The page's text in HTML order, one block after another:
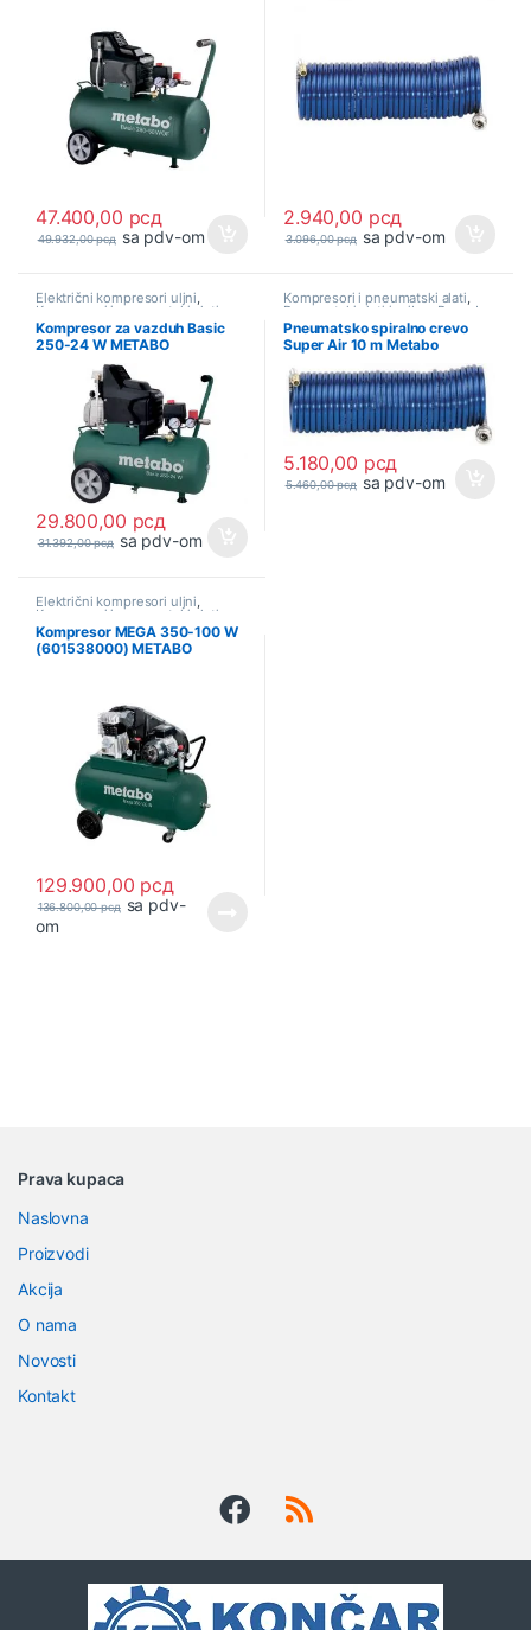
47.400,00 рсд
49.932,00рсд sa pdv-om
2.940,00 рсд
3.096,00рсд sa pdv-om
Električni kompresori uljni,
Kompresori i pneumatski alati
Ponuda
Kompresor za vazduh Basic
250-24 W METABO
(601533000)
29.800,00 рсд
31.392,00рсд sa pdv-om
Kompresori i pneumatski alati,
Pneumatski alati i pribor Ponuda
Pneumatsko spiralno crevo
Super Air 10 m Metabo
5.180,00 рсд
5.460,00рсд sa pdv-om
Električni kompresori uljni,
Kompresori i pneumatski alati
Kompresor MEGA 350-100 W
(601538000) METABO
129.900,00 рсд
136.800,00рсд sa pdv-
om
Prava kupaca
Naslovna
Proizvodi
Akcija
O nama
Novosti
Kontakt